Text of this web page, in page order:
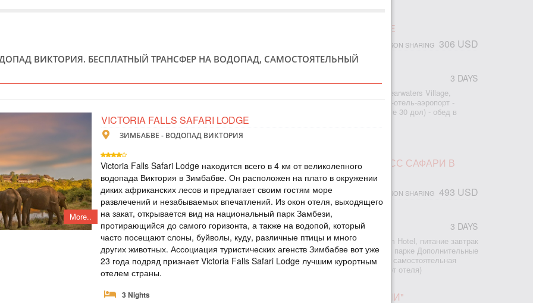
ТУР НА ВОДОПАД ВИКТОРИЯ, ЗИМБАБВЕ
PERSON SHARING 306 USD
ЗИМБАБВЕ
3 DAYS
В стоимость входит: - 2 ночи проживание в отеле Shearwaters Village,
standard room, питание завтраки - трансфер аэропорт-отель-аэропорт -
экскурсия на водопад (входной билет оплата на месте 30 дол) - обед в
Lookout Cafe - круиз по Замбези на закате
ТУР НА ВОДОПАД ВИКТОРИЯ И ЭКСПРЕСС САФАРИ В
ЧОБЕ ПАКРЕ
PERSON SHARING 493 USD
ЗИМБАБВЕ
3 DAYS
Scheduled Tour
В тур включено: - 2 ночи проживание в отеле Kingdom Hotel, питание завтрак
- трансфер аэропорт-отель-аэропорт - сафари в Чобе парке Дополнительные
опции: - ужин в ресторане Бома В туре предлагается самостоятельная
прогулка на водопад Виктория (15-20 минут пешком от отеля)
ТУР НА ВОДОПАД "НЕОБЫЧНЫЕ ВСТРЕЧИ"
ВИКТОРИЯ. БЕСПЛАТНЫЙ ТРАНСФЕР НА ВОДОПАД, САМОСТОЯТЕЛЬНЫЙ
More..
VICTORIA FALLS SAFARI LODGE
ЗИМБАБВЕ - ВОДОПАД ВИКТОРИЯ
Victoria Falls Safari Lodge находится всего в 4 км от великолепного
водопада Виктория в Зимбабве. Он расположен на плато в окружении
диких африканских лесов и предлагает своим гостям море
развлечений и незабываемых впечатлений. Из окон отеля, выходящего
на закат, открывается вид на национальный парк Замбези,
протирающийся до самого горизонта, а также на водопой, который
часто посещают слоны, буйволы, куду, различные птицы и много
других животных. Ассоциация туристических агенств Зимбабве вот уже
23 года подряд признает Victoria Falls Safari Lodge лучшим курортным
отелем страны.
3 Nights